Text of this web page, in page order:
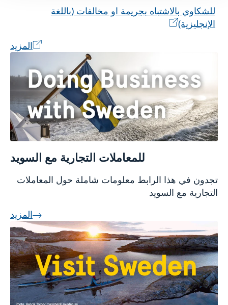
للشكاوي بالاشتباه بجريمة او مخالفات (باللغة
الإنجليزية)
المزيد
للمعاملات التجارية مع السويد
تجدون في هذا الرابط معلومات شاملة حول المعاملات
التجارية مع السويد
المزيد